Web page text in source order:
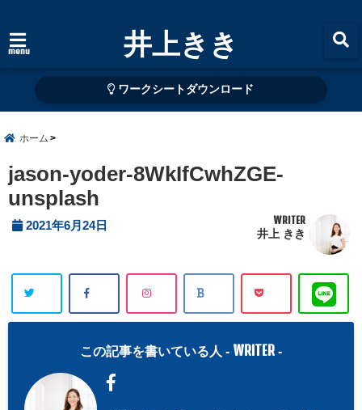
menu 井上きき
ワークシートダウンロード
ホーム
jason-yoder-8WkIfCwhZGE-
unsplash
2021年6月24日 WRITER
井上 きき
この記事を書いている人 - WRITER -